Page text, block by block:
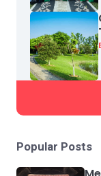
Popular Posts